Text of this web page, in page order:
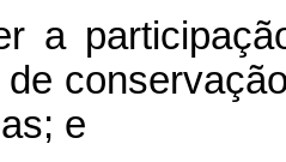
a
e